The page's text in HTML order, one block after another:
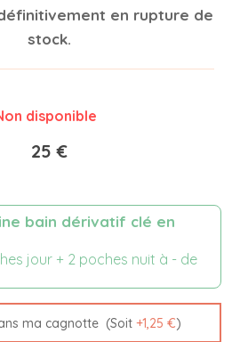
en rupture de
stock.
disponible
25 €
bain dérivatif clé en
jour + 2 poches nuit à - de
ma cagnotte (Soit +1,25 €)